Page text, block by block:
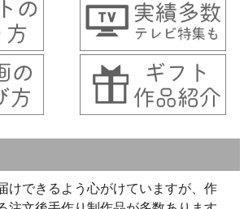
けできるよう心がけていますが、作